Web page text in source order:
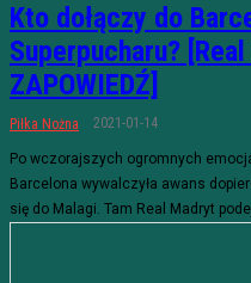
Kto dołączy do
Superpucharu?
ZAPOWIEDŹ]
Piłka Nożna 2021-01-14
Po wczorajszych ogromnych
Barcelona wywalczyła awans
się do Malagi. Tam Real Madryt